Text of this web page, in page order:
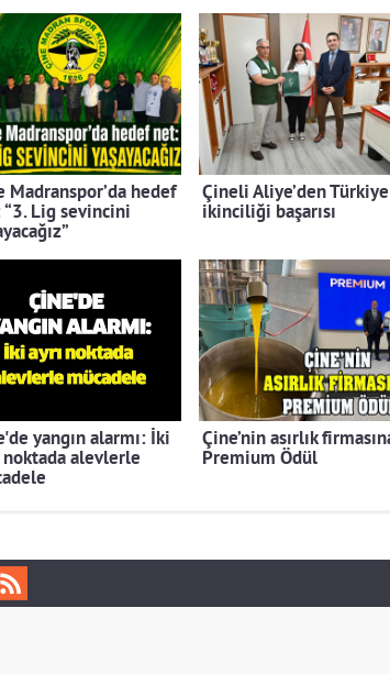
Madranspor’da hedef
“3. Lig sevincini
Çineli Aliye’den Türkiye
ikinciliği başarısı
yangın alarmı: İki
noktada alevlerle
Çine’nin asırlık
Premium Ödül